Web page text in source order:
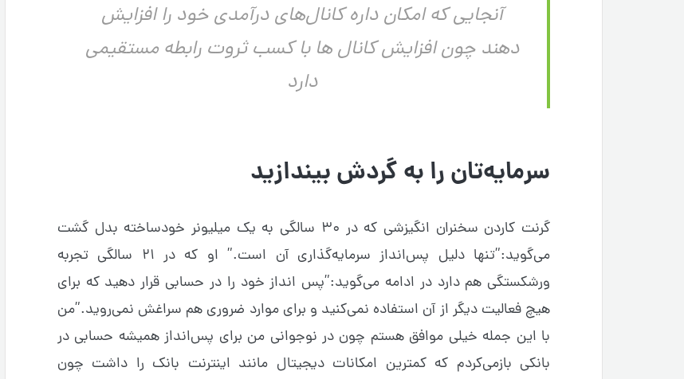
آنجایی که امکان داره کانال‌های درآمدی خود را افزایش
دهند چون افزایش کانال ها با کسب ثروت رابطه مستقیمی
دارد
سرمایه‌تان را به گردش بیندازید
گرنت کاردن سخنران انگیزشی که در ۳۰ سالگی به یک میلیونر خودساخته بدل گشت
می‌گوید:”تنها دلیل پس‌انداز سرمایه‌گذاری آن است.” او که در ۲۱ سالگی تجربه
ورشکستگی هم دارد در ادامه می‌گوید:”پس انداز خود را در حسابی قرار دهید که برای
هیچ فعالیت دیگر از آن استفاده نمی‌کنید و برای موارد ضروری هم سراغش نمی‌روید.”من
با این جمله خیلی موافق هستم چون در نوجوانی من برای پس‌انداز همیشه حسابی در
بانکی باز‌می‌کردم که کمترین امکانات دیجیتال مانند اینترنت بانک را داشت چون